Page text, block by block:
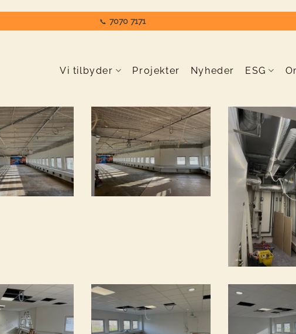
📞 7070 7171
Vi tilbyder Projekter Nyheder ESG